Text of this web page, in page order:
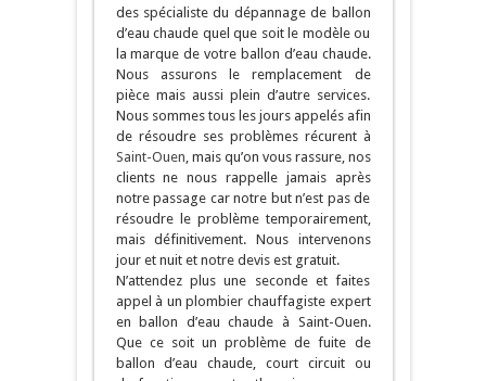
des spécialiste du dépannage de ballon
d’eau chaude quel que soit le modèle ou
la marque de votre ballon d’eau chaude.
Nous assurons le remplacement de
pièce mais aussi plein d’autre services.
Nous sommes tous les jours appelés afin
de résoudre ses problèmes récurent à
Saint-Ouen, mais qu’on vous rassure, nos
clients ne nous rappelle jamais après
notre passage car notre but n’est pas de
résoudre le problème temporairement,
mais définitivement. Nous intervenons
jour et nuit et notre devis est gratuit.
N’attendez plus une seconde et faites
appel à un plombier chauffagiste expert
en ballon d’eau chaude à Saint-Ouen.
Que ce soit un problème de fuite de
ballon d’eau chaude, court circuit ou